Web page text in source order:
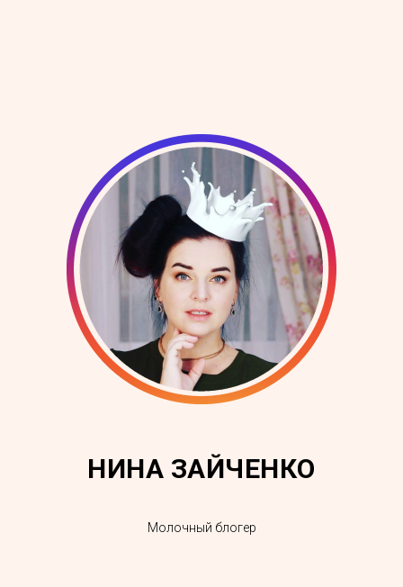
НИНА ЗАЙЧЕНКО
Молочный блогер